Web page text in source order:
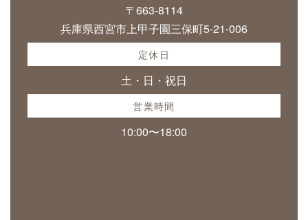
〒663-8114
兵庫県西宮市上甲子園三保町5-21-006
定休日
土・日・祝日
営業時間
10:00〜18:00